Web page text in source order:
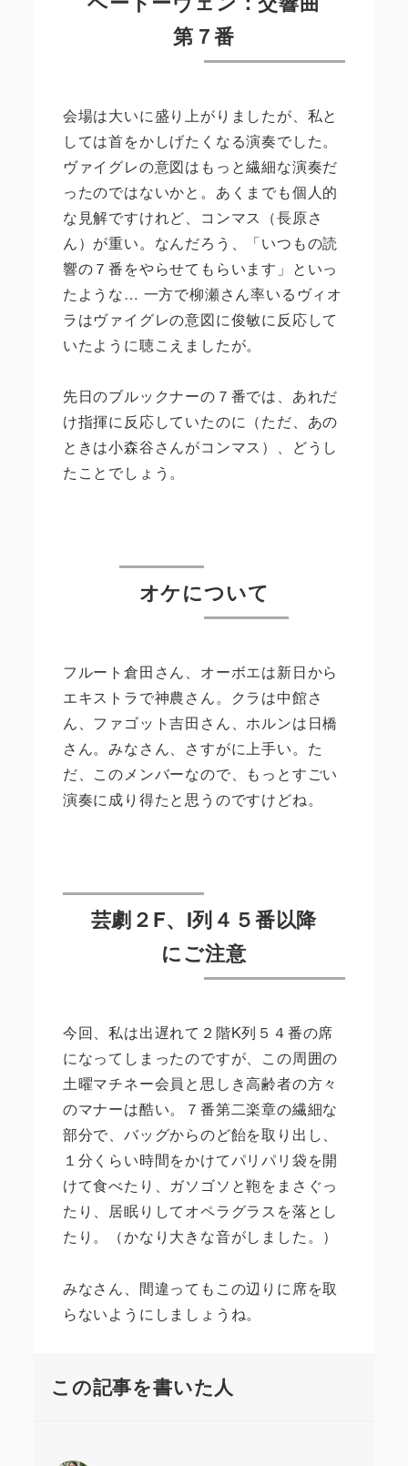
第７番
会場は大いに盛り上がりましたが、私と
しては首をかしげたくなる演奏でした。
ヴァイグレの意図はもっと繊細な演奏だ
ったのではないかと。あくまでも個人的
な見解ですけれど、コンマス（長原さ
ん）が重い。なんだろう、「いつもの読
響の７番をやらせてもらいます」といっ
たような… 一方で柳瀬さん率いるヴィオ
ラはヴァイグレの意図に俊敏に反応して
いたように聴こえましたが。
先日のブルックナーの７番では、あれだ
け指揮に反応していたのに（ただ、あの
ときは小森谷さんがコンマス）、どうし
たことでしょう。
オケについて
フルート倉田さん、オーボエは新日から
エキストラで神農さん。クラは中館さ
ん、ファゴット吉田さん、ホルンは日橋
さん。みなさん、さすがに上手い。た
だ、このメンバーなので、もっとすごい
演奏に成り得たと思うのですけどね。
芸劇２F、I列４５番以降
にご注意
今回、私は出遅れて２階K列５４番の席
になってしまったのですが、この周囲の
土曜マチネー会員と思しき高齢者の方々
のマナーは酷い。７番第二楽章の繊細な
部分で、バッグからのど飴を取り出し、
１分くらい時間をかけてパリパリ袋を開
けて食べたり、ガソゴソと鞄をまさぐっ
たり、居眠りしてオペラグラスを落とし
たり。（かなり大きな音がしました。）
みなさん、間違ってもこの辺りに席を取
らないようにしましょうね。
この記事を書いた人